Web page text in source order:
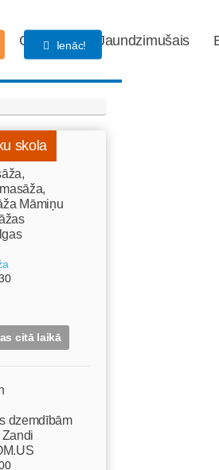
Gaidības Jaundzimušais
Ienāc!
skola
Māmiņu
citā laikā
dzemdībām